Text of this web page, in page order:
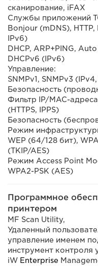
сканирование, iFAX
Службы приложений
Bonjour (mDNS), HTTP,
IPv6)
DHCP, ARP+PING,
DHCPv6 (IPv6)
Управление:
SNMPv1, SNMPv3
Безопасность
Фильтр IP/MAC-
(HTTPS, IPPS)
Безопасность
Режим
WEP (64/128 бит),
(TKIP/AES)
Режим Access Point
WPA2-PSK (AES)
Программное
принтером
MF Scan Utility,
Удаленный
управление именем
инструмент контроля
iW Enterprise